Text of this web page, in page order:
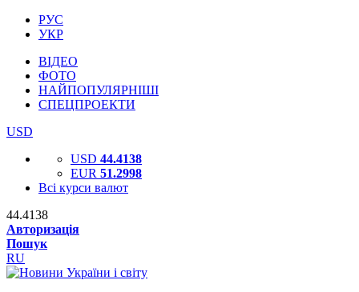
РУС
УКР
ВІДЕО
ФОТО
НАЙПОПУЛЯРНІШІ
СПЕЦПРОЕКТИ
USD
USD 44.4138
EUR 51.2998
Всі курси валют
44.4138
Авторизація
Пошук
RU